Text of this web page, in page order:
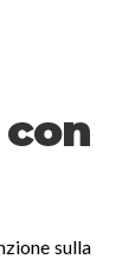
sulla